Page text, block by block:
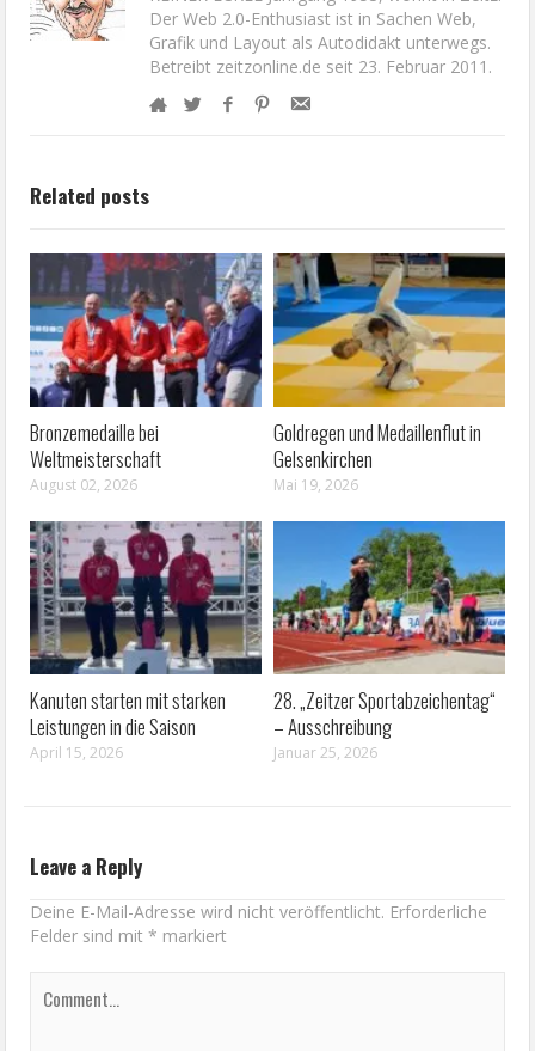
Der Web 2.0-Enthusiast ist in Sachen Web,
Grafik und Layout als Autodidakt unterwegs.
Betreibt zeitzonline.de seit 23. Februar 2011.
Related posts
Bronzemedaille bei
Weltmeisterschaft
August 02, 2026
Goldregen und Medaillenflut in
Gelsenkirchen
Mai 19, 2026
Kanuten starten mit starken
Leistungen in die Saison
April 15, 2026
28. „Zeitzer Sportabzeichentag“
– Ausschreibung
Januar 25, 2026
Leave a Reply
Deine E-Mail-Adresse wird nicht veröffentlicht. Erforderliche
Felder sind mit* markiert